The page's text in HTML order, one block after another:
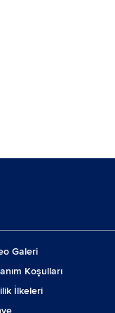
Galeri
Koşulları
İlkeleri